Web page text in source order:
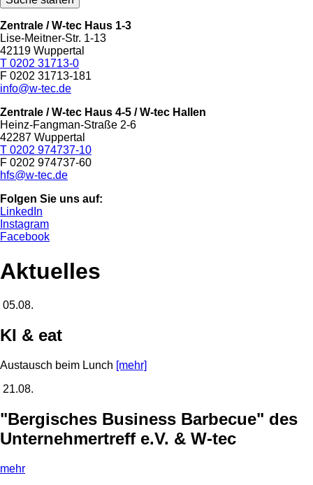
Zentrale / W-tec Haus 1-3
Lise-Meitner-Str. 1-13
42119 Wuppertal
T 0202 31713-0
F 0202 31713-181
info@w-tec.de
Zentrale / W-tec Haus 4-5 / W-tec Hallen
Heinz-Fangman-Straße 2-6
42287 Wuppertal
T 0202 974737-10
F 0202 974737-60
hfs@w-tec.de
Folgen Sie uns auf:
LinkedIn
Instagram
Facebook
Aktuelles
05.08.
KI & eat
Austausch beim Lunch [mehr]
21.08.
"Bergisches Business Barbecue" des
Unternehmertreff e.V. & W-tec
mehr